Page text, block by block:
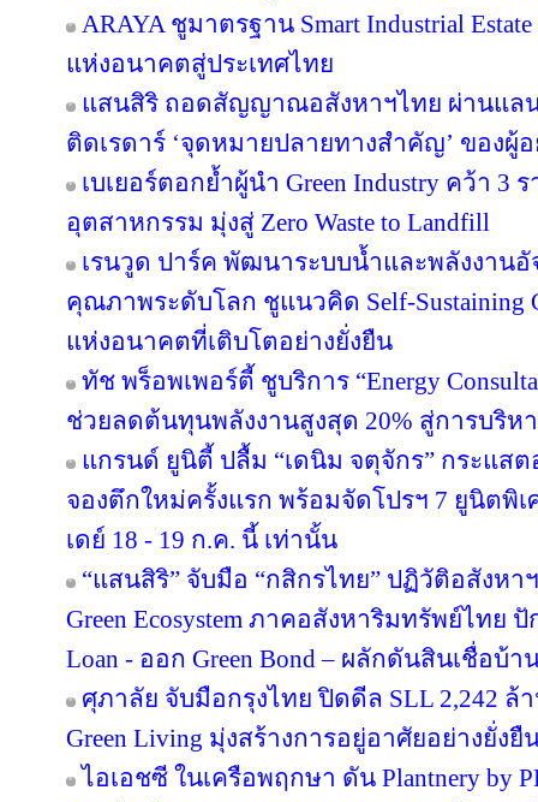
ARAYA ชูมาตรฐาน Smart Industrial
แห่งอนาคตสู่ประเทศไทย
แสนสิริ ถอดสัญญาณอสังหาฯไทย ผ่านแล
ติดเรดาร์ ‘จุดหมายปลายทางสำคัญ’ ของผู้
เบเยอร์ตอกย้ำผู้นำ Green Industry คว้า 3
อุตสาหกรรม มุ่งสู่ Zero Waste to Landfill
เรนวูด ปาร์ค พัฒนาระบบน้ำและพลังงาน
คุณภาพระดับโลก ชูแนวคิด Self-Sustaining
แห่งอนาคตที่เติบโตอย่างยั่งยืน
ทัช พร็อพเพอร์ตี้ ชูบริการ “Energy
ช่วยลดต้นทุนพลังงานสูงสุด 20% สู่การบริห
แกรนด์ ยูนิตี้ ปลื้ม “เดนิม จตุจักร” กระแสต
จองตึกใหม่ครั้งแรก พร้อมจัดโปรฯ 7 ยูนิตพิเ
เดย์ 18 - 19 ก.ค. นี้ เท่านั้น
“แสนสิริ” จับมือ “กสิกรไทย” ปฏิวัติอสังหา
Green Ecosystem ภาคอสังหาริมทรัพย์ไทย
Loan - ออก Green Bond – ผลักดันสินเชื่อบ้า
ศุภาลัย จับมือกรุงไทย ปิดดีล SLL 2,242 ล้
Green Living มุ่งสร้างการอยู่อาศัยอย่างยั่งยื
ไอเอชซี ในเครือพฤกษา ดัน Plantnery by